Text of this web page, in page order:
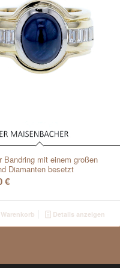
Bandring mit einem großen
Diamanten besetzt
€
Details anzeigen